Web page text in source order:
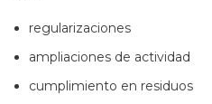
regularizaciones
ampliaciones de actividad
cumplimiento en residuos